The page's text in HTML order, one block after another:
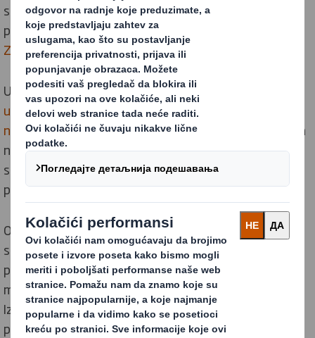
sporazuma. Da bismo dodatno podržali našu ambiciju i
posvećenost najavljujemo naše članstvo u UN
Zero.
U 2017. godini objavili smo naš cilj da
ugljenika po toni proizvoda za 30% do 2030. u odnosu
na osnovnu liniju iz 2015. godine. Kao deo koordiniranih
napora na naših 250 lokacija širom sveta, postigli smo
smanjenje od 23% do kraja 2020. godine, što nas je
pozicioniralo daleko ispred naših planova.
Opšte je poznato da je teška industrija jedan od
sektora koji je najteže dekarbonizovati, ali mi smo
posvećeni tome da igramo svoju ulogu preduzimajući
mere prema Net Zero sa jasnim planom i mapom puta.
Izrađujemo održivu ambalažu na bazi papira koja se u
potpunosti može reciklirati i verujemo da smo